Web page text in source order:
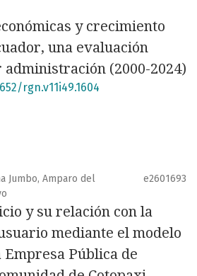
y crecimiento
una evaluación
(2000-2024)
rgn.v11i49.1604
Jumbo, Amparo del
e2601693
y su relación con la
mediante el modelo
Empresa Pública de